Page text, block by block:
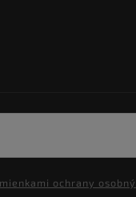
ochrany